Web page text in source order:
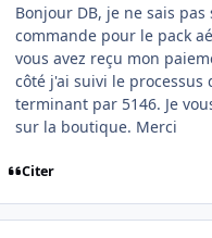
Bonjour DB, je ne sais
commande pour le pack
vous avez reçu mon
côté j'ai suivi le processus
terminant par 5146. Je
sur la boutique. Merci
Citer